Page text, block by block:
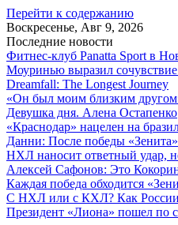
Перейти к содержанию
Воскресенье, Авг 9, 2026
Последние новости
Фитнес-клуб Panatta Sport в
Моуринью выразил
Dreamfall: The Longest Journey
«Он был моим близким
Девушка дня. Алена Остапенко
«Краснодар» нацелен на
Данни: После победы
НХЛ наносит ответный удар,
Алексей Сафонов: Это
Каждая победа обходится
С НХЛ или с КХЛ? Как России
Президент «Лиона» пошел по